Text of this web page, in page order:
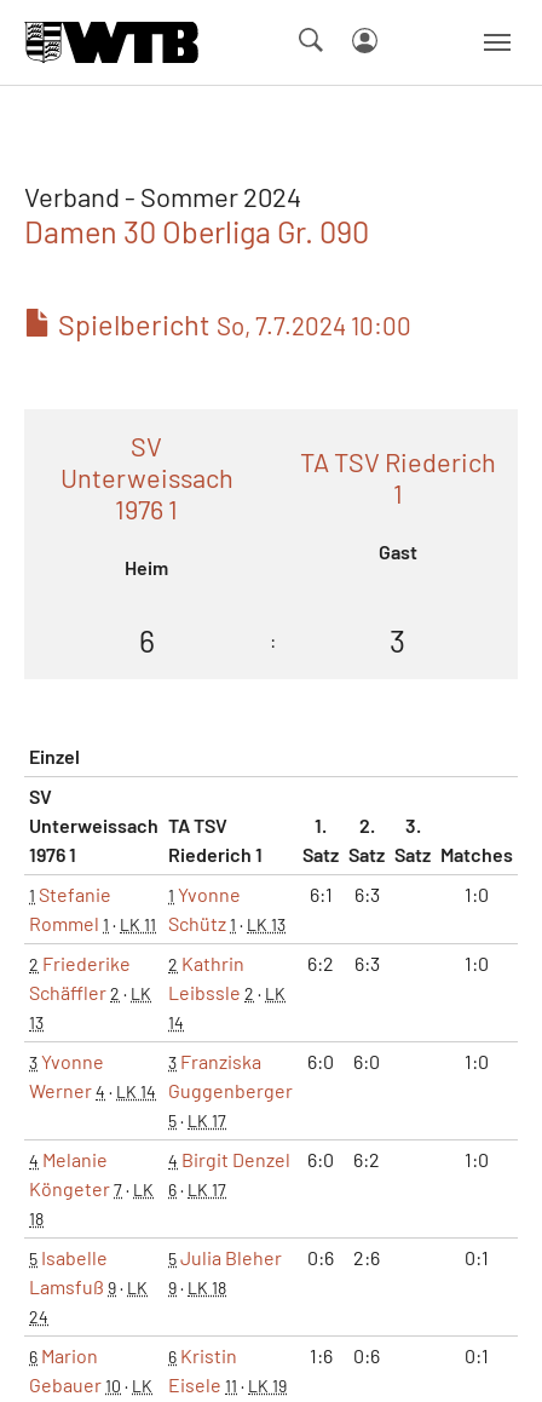
Verband - Sommer 2024
Damen 30 Oberliga Gr. 090
Spielbericht So, 7.7.2024 10:00
SV
Unterweissach
1976 1
Heim
TA TSV Riederich
1
Gast
6 : 3
Einzel
SV
Unterweissach
1976 1
TA TSV
Riederich 1
1.
Satz
2.
Satz
3.
Satz Matches
1 Stefanie
Rommel 1 · LK 11
1 Yvonne
Schütz1 · LK 13
6:1 6:3 1:0
2 Friederike
Schäffler2 · LK
13
2 Kathrin
Leibssle 2 · LK
14
6:2 6:3 1:0
3Yvonne
Werner4 · LK 14
3 Franziska
Guggenberger
5· LK 17
6:0 6:0 1:0
4 Melanie
Köngeter7· LK
18
4 Birgit Denzel
6· LK 17
6:0 6:2 1:0
5 Isabelle
Lamsfuß 9· LK
24
5Julia Bleher
9· LK 18
0:6 2:6 0:1
6 Marion
Gebauer10 · LK
6 Kristin
Eisele 11 · LK 19
1:6 0:6 0:1